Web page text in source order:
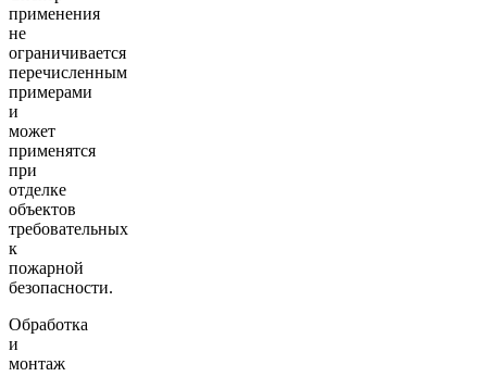
применения
не
ограничивается
перечисленным
примерами
и
может
применятся
при
отделке
объектов
требовательных
к
пожарной
безопасности.
Обработка
и
монтаж